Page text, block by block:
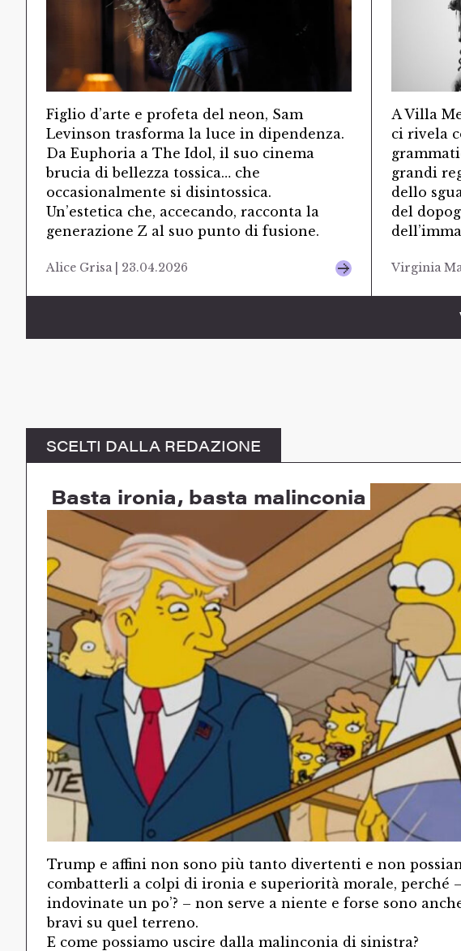
Figlio d’arte e profeta del neon, Sam
Levinson trasforma la luce in dipendenza.
Da Euphoria a The Idol, il suo cinema
brucia di bellezza tossica… che
occasionalmente si disintossica.
Un’estetica che, accecando, racconta la
generazione Z al suo punto di fusione.
Alice Grisa | 23.04.2026
A Villa
ci rivela
grandi
dello
del
Virginia
SCELTI DALLA REDAZIONE
Basta ironia, basta malinconia
Trump e affini non sono più tanto divertenti e non
combatterli a colpi di ironia e superiorità morale, perché –
indovinate un po’? – non serve a niente e forse sono
bravi su quel terreno.
E come possiamo uscire dalla malinconia di sinistra?